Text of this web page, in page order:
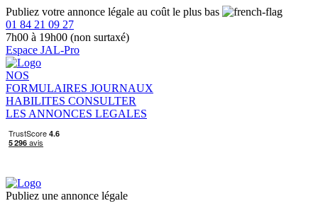
Publiez votre annonce légale au coût le plus bas
01 84 21 09 27
7h00 à 19h00 (non surtaxé)
Espace JAL-Pro
NOS
FORMULAIRES JOURNAUX
HABILITES CONSULTER
LES ANNONCES LEGALES
Publiez une annonce légale